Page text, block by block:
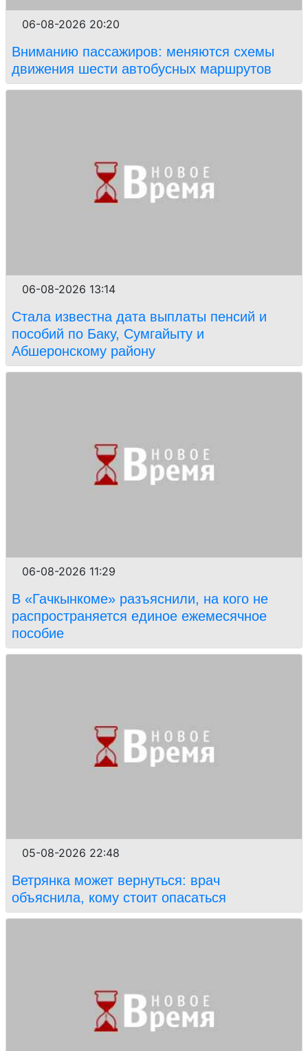
06-08-2026 20:20
Вниманию пассажиров: меняются схемы
движения шести автобусных маршрутов
06-08-2026 13:14
Стала известна дата выплаты пенсий и
пособий по Баку, Сумгайыту и
Абшеронскому району
06-08-2026 11:29
В «Гачкынкоме» разъяснили, на кого не
распространяется единое ежемесячное
пособие
05-08-2026 22:48
Ветрянка может вернуться: врач
объяснила, кому стоит опасаться